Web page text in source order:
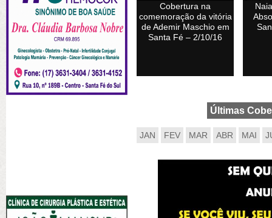
Cobertura na
comemoração da vitória
de Ademir Maschio em
Santa Fé – 2/10/16
Últimas
JAN FEV MAR ABR MAI